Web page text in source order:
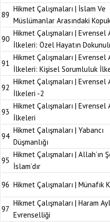
89
Hikmet Çalışmaları | İslam Ve
Müslümanlar Arasındaki
90
Hikmet Çalışmaları | Evrensel
İlkeleri: Özel Hayatın
91
Hikmet Çalışmaları | Evrensel
İlkeleri: Kişisel Sorumluluk
92
Hikmet Çalışmaları | Evrensel
İlkeleri -2
93
Hikmet Çalışmaları | Evrensel
İlkeleri
94
Hikmet Çalışmaları | Yabancı
Düşmanlığı
95
Hikmet Çalışmaları | Allah’ın
İslam’dır
96 Hikmet Çalışmaları | Münafık
97
Hikmet Çalışmaları | Haram
Evrenselliği